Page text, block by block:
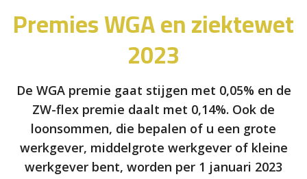
Premies WGA en ziektewet
2023
De WGA premie gaat stijgen met 0,05% en de
ZW-flex premie daalt met 0,14%. Ook de
loonsommen, die bepalen of u een grote
werkgever, middelgrote werkgever of kleine
werkgever bent, worden per 1 januari 2023